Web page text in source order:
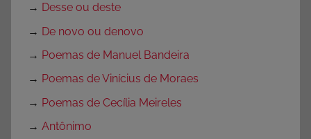
→ Desse ou deste
→ De novo ou denovo
→ Poemas de Manuel Bandeira
→ Poemas de Vinícius de Moraes
→ Poemas de Cecília Meireles
→ Antônimo